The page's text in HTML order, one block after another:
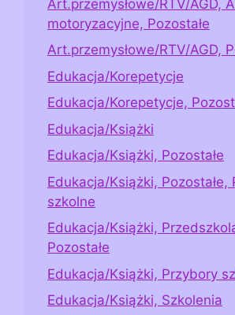
Art.przemysłowe/RTV/AGD,
motoryzacyjne, Pozostałe
Art.przemysłowe/RTV/AGD,
Edukacja/Korepetycje
Edukacja/Korepetycje,
Edukacja/Książki
Edukacja/Książki, Pozostałe
Edukacja/Książki, Pozostałe,
szkolne
Edukacja/Książki,
Pozostałe
Edukacja/Książki, Przybory
Edukacja/Książki, Szkolenia